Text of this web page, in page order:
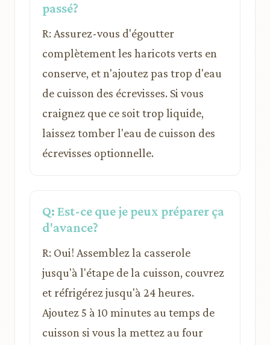
passé?
R: Assurez-vous d'égoutter
complètement les haricots verts en
conserve, et n'ajoutez pas trop d'eau
de cuisson des écrevisses. Si vous
craignez que ce soit trop liquide,
laissez tomber l'eau de cuisson des
écrevisses optionnelle.
Q: Est-ce que je peux préparer ça
d'avance?
R: Oui! Assemblez la casserole
jusqu'à l'étape de la cuisson, couvrez
et réfrigérez jusqu'à 24 heures.
Ajoutez 5 à 10 minutes au temps de
cuisson si vous la mettez au four